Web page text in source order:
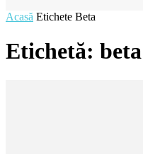
Acasă Etichete Beta
Etichetă: beta